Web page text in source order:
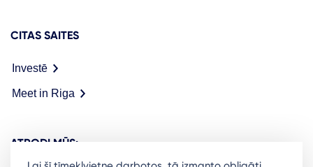
CITAS SAITES
Investē
Meet in Riga
ATRODI MŪS: